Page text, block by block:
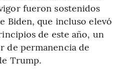
fueron sostenidos
Biden, que incluso elevó
de este año, un
de permanencia de
Trump.